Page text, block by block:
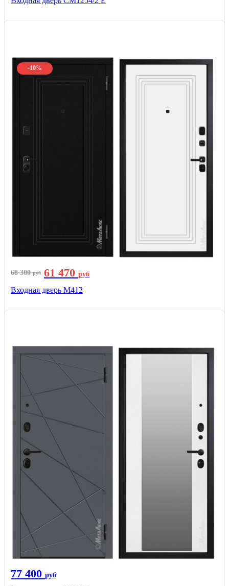
-10%
68 300руб 61 470 руб
Входная дверь М412
77 400 руб